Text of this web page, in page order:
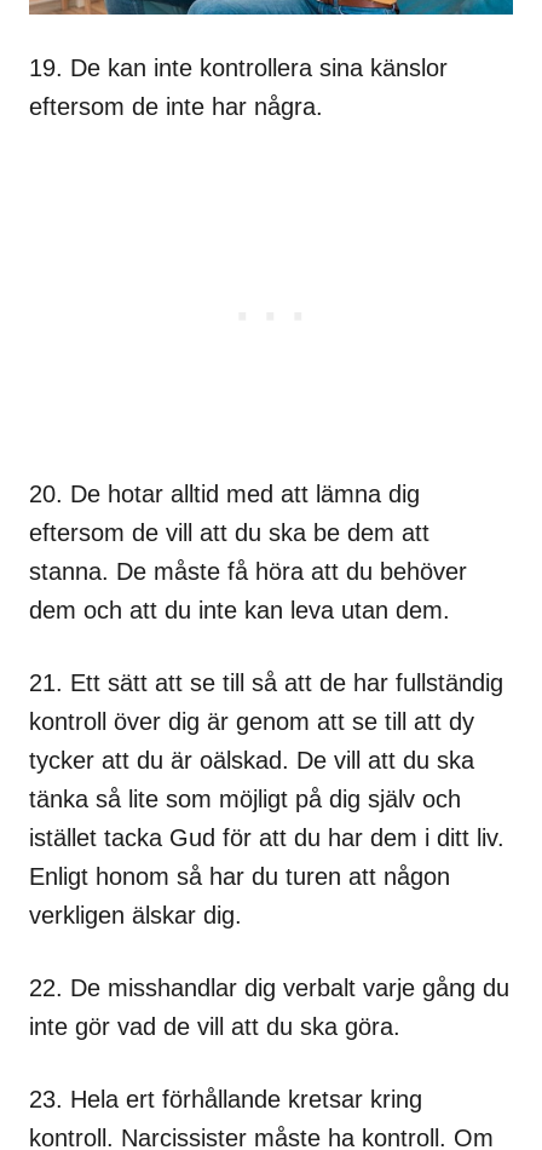
19. De kan inte kontrollera sina känslor
eftersom de inte har några.
20. De hotar alltid med att lämna dig
eftersom de vill att du ska be dem att
stanna. De måste få höra att du behöver
dem och att du inte kan leva utan dem.
21. Ett sätt att se till så att de har fullständig
kontroll över dig är genom att se till att dy
tycker att du är oälskad. De vill att du ska
tänka så lite som möjligt på dig själv och
istället tacka Gud för att du har dem i ditt liv.
Enligt honom så har du turen att någon
verkligen älskar dig.
22. De misshandlar dig verbalt varje gång du
inte gör vad de vill att du ska göra.
23. Hela ert förhållande kretsar kring
kontroll. Narcissister måste ha kontroll. Om